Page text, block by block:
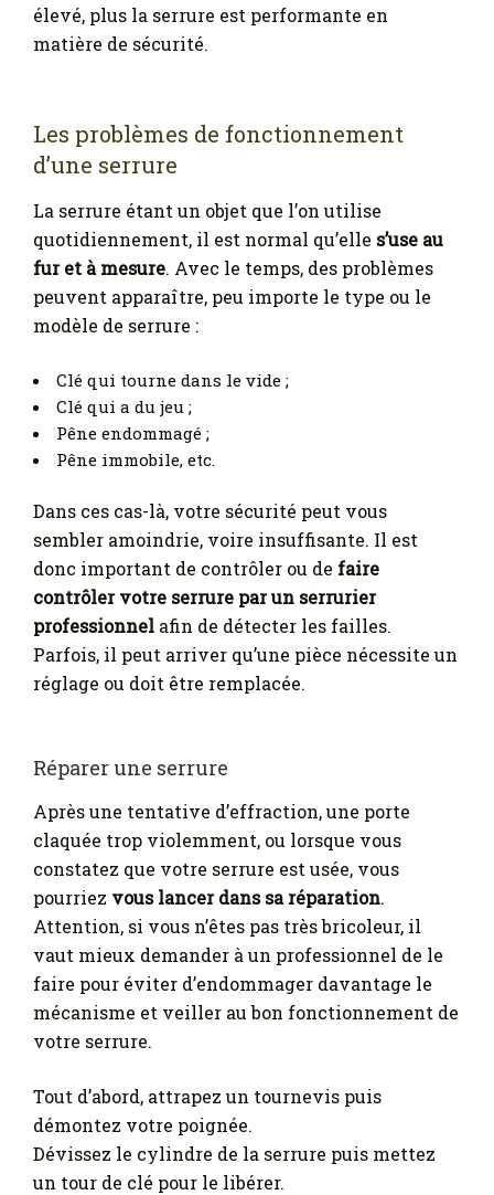
élevé, plus la serrure est performante en
matière de sécurité.
Les problèmes de fonctionnement
d’une serrure
La serrure étant un objet que l’on utilise
quotidiennement, il est normal qu’elle s’use au
fur et à mesure. Avec le temps, des problèmes
peuvent apparaître, peu importe le type ou le
modèle de serrure :
Clé qui tourne dans le vide ;
Clé qui a du jeu ;
Pêne endommagé ;
Pêne immobile, etc.
Dans ces cas-là, votre sécurité peut vous
sembler amoindrie, voire insuffisante. Il est
donc important de contrôler ou de faire
contrôler votre serrure par un serrurier
professionnel afin de détecter les failles.
Parfois, il peut arriver qu’une pièce nécessite un
réglage ou doit être remplacée.
Réparer une serrure
Après une tentative d’effraction, une porte
claquée trop violemment, ou lorsque vous
constatez que votre serrure est usée, vous
pourriez vous lancer dans sa réparation.
Attention, si vous n’êtes pas très bricoleur, il
vaut mieux demander à un professionnel de le
faire pour éviter d’endommager davantage le
mécanisme et veiller au bon fonctionnement de
votre serrure.
Tout d’abord, attrapez un tournevis puis
démontez votre poignée.
Dévissez le cylindre de la serrure puis mettez
un tour de clé pour le libérer.